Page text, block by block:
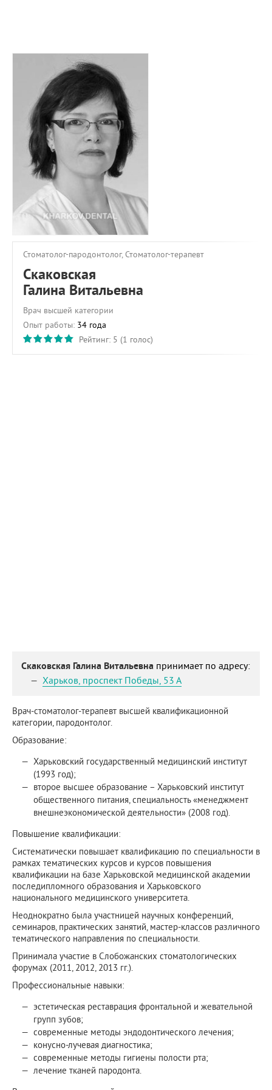
О ПРОЕКТЕ
ОБРАТНАЯ СВЯЗЬ
Стоматолог-пародонтолог, Стоматолог-терапевт
Скаковская
Галина Витальевна
Врач высшей категории
Опыт работы: 34 года
Рейтинг: 5 (1 голос)
Скаковская Галина Витальевна принимает по адресу:
Харьков, проспект Победы, 53 А
Врач-стоматолог-терапевт высшей квалификационной
категории, пародонтолог.
Образование:
Харьковский государственный медицинский институт
(1993 год);
второе высшее образование – Харьковский институт
общественного питания, специальность «менеджмент
внешнеэкономической деятельности» (2008 год).
Повышение квалификации:
Систематически повышает квалификацию по специальности в
рамках тематических курсов и курсов повышения
квалификации на базе Харьковской медицинской академии
последипломного образования и Харьковского
национального медицинского университета.
Неоднократно была участницей научных конференций,
семинаров, практических занятий, мастер-классов различного
тематического направления по специальности.
Принимала участие в Слобожанских стоматологических
форумах (2011, 2012, 2013 гг.).
Профессиональные навыки:
эстетическая реставрация фронтальной и жевательной
групп зубов;
современные методы эндодонтического лечения;
конусно-лучевая диагностика;
современные методы гигиены полости рта;
лечение тканей пародонта.